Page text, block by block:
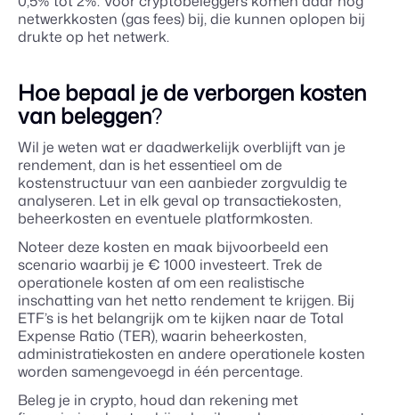
netwerkkosten (gas fees) bij, die kunnen oplopen bij
drukte op het netwerk.
Hoe bepaal je de verborgen kosten
van beleggen?
Wil je weten wat er daadwerkelijk overblijft van je
rendement, dan is het essentieel om de
kostenstructuur van een aanbieder zorgvuldig te
analyseren. Let in elk geval op transactiekosten,
beheerkosten en eventuele platformkosten.
Noteer deze kosten en maak bijvoorbeeld een
scenario waarbij je € 1000 investeert. Trek de
operationele kosten af om een realistische
inschatting van het netto rendement te krijgen. Bij
ETF’s is het belangrijk om te kijken naar de Total
Expense Ratio (TER), waarin beheerkosten,
administratiekosten en andere operationele kosten
worden samengevoegd in één percentage.
Beleg je in crypto, houd dan rekening met